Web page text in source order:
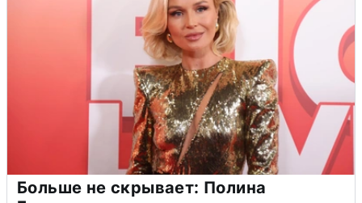
Больше не скрывает: Полина